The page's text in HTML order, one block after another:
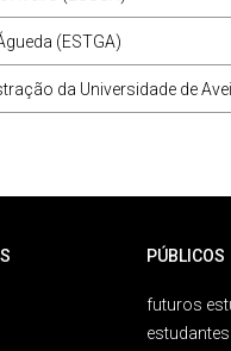
(ESTGA)
da Universidade de
PÚBLICOS
futuros